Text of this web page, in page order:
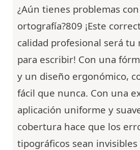
¿Aún tienes problemas
ortografía?809 ¡Este
calidad profesional será tu
para escribir! Con una
y un diseño ergonómico,
fácil que nunca. Con una
aplicación uniforme y
cobertura hace que los
tipográficos sean